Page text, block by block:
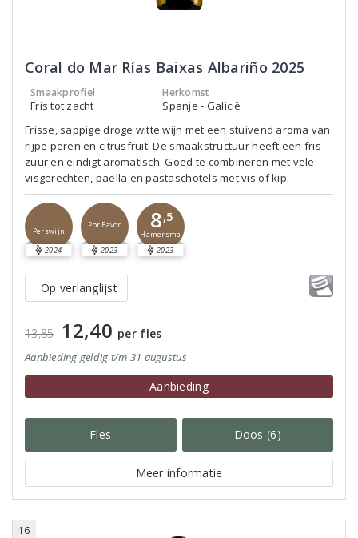
Coral do Mar Rías Baixas Albariño 2025
Smaakprofiel
Fris tot zacht
Herkomst
Spanje - Galicië
Frisse, sappige droge witte wijn met een stuivend aroma van
rijpe peren en citrusfruit. De smaakstructuur heeft een fris
zuur en eindigt aromatisch. Goed te combineren met vele
visgerechten, paëlla en pastaschotels met vis of kip.
Perswijn
2024
Por Favor
2023
8,5
Hamersma
2023
Op verlanglijst
13,85 12,40 per fles
Aanbieding geldig t/m 31 augustus
Aanbieding
Fles Doos (6)
Meer informatie
16